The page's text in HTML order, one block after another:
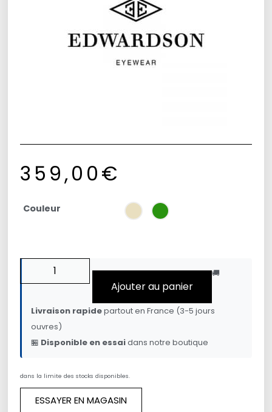
359,00€
Couleur
Ajouter au panier
🚚
Livraison rapidepartout en France (3-5 jours
ouvres)
🏪 Disponible en essaidans notre boutique
dans la limite des stocks disponibles.
ESSAYER EN MAGASIN